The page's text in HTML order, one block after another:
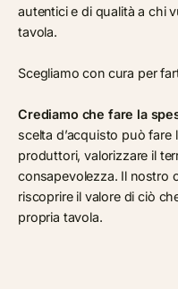
autentici e di qualità a chi
tavola.
Scegliamo con cura per
Crediamo che fare la
scelta d’acquisto può fare
produttori, valorizzare il
consapevolezza. Il nostro
riscoprire il valore di ciò
propria tavola.